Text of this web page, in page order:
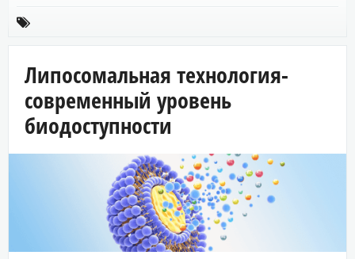

Липосомальная технология-
современный уровень
биодоступности